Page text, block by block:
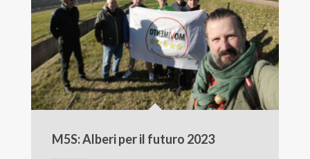
M5S: Alberi per il futuro 2023